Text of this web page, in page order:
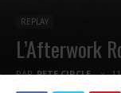
REPLAY
L’Afterwork
PAR PETE CIRCLE